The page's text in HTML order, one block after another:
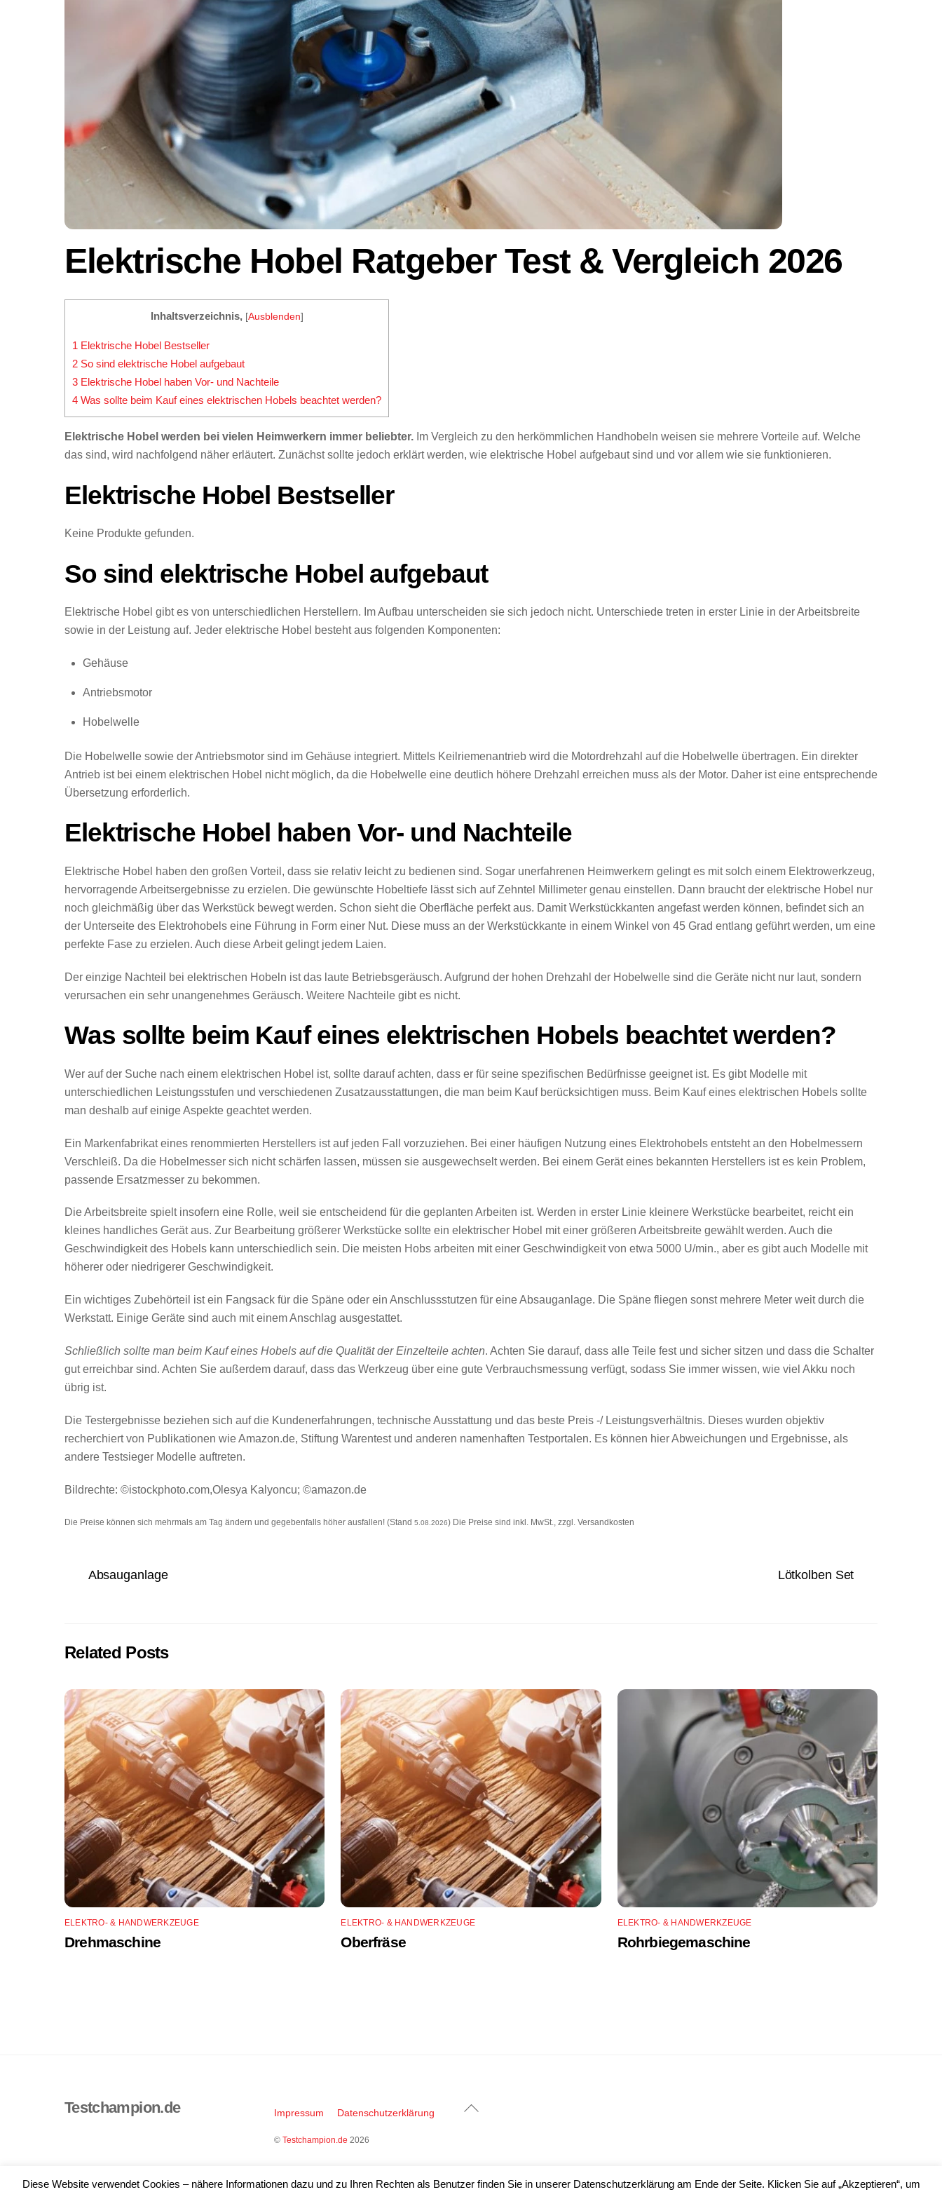
Elektrische Hobel Ratgeber Test & Vergleich 2026
Inhaltsverzeichnis, [Ausblenden]
1 Elektrische Hobel Bestseller
2 So sind elektrische Hobel aufgebaut
3 Elektrische Hobel haben Vor- und Nachteile
4 Was sollte beim Kauf eines elektrischen Hobels beachtet werden?
Elektrische Hobel werden bei vielen Heimwerkern immer beliebter. Im Vergleich zu den herkömmlichen Handhobeln weisen sie mehrere Vorteile auf. Welche
das sind, wird nachfolgend näher erläutert. Zunächst sollte jedoch erklärt werden, wie elektrische Hobel aufgebaut sind und vor allem wie sie funktionieren.
Elektrische Hobel Bestseller
Keine Produkte gefunden.
So sind elektrische Hobel aufgebaut
Elektrische Hobel gibt es von unterschiedlichen Herstellern. Im Aufbau unterscheiden sie sich jedoch nicht. Unterschiede treten in erster Linie in der Arbeitsbreite
sowie in der Leistung auf. Jeder elektrische Hobel besteht aus folgenden Komponenten:
Gehäuse
Antriebsmotor
Hobelwelle
Die Hobelwelle sowie der Antriebsmotor sind im Gehäuse integriert. Mittels Keilriemenantrieb wird die Motordrehzahl auf die Hobelwelle übertragen. Ein direkter
Antrieb ist bei einem elektrischen Hobel nicht möglich, da die Hobelwelle eine deutlich höhere Drehzahl erreichen muss als der Motor. Daher ist eine entsprechende
Übersetzung erforderlich.
Elektrische Hobel haben Vor- und Nachteile
Elektrische Hobel haben den großen Vorteil, dass sie relativ leicht zu bedienen sind. Sogar unerfahrenen Heimwerkern gelingt es mit solch einem Elektrowerkzeug,
hervorragende Arbeitsergebnisse zu erzielen. Die gewünschte Hobeltiefe lässt sich auf Zehntel Millimeter genau einstellen. Dann braucht der elektrische Hobel nur
noch gleichmäßig über das Werkstück bewegt werden. Schon sieht die Oberfläche perfekt aus. Damit Werkstückkanten angefast werden können, befindet sich an
der Unterseite des Elektrohobels eine Führung in Form einer Nut. Diese muss an der Werkstückkante in einem Winkel von 45 Grad entlang geführt werden, um eine
perfekte Fase zu erzielen. Auch diese Arbeit gelingt jedem Laien.
Der einzige Nachteil bei elektrischen Hobeln ist das laute Betriebsgeräusch. Aufgrund der hohen Drehzahl der Hobelwelle sind die Geräte nicht nur laut, sondern
verursachen ein sehr unangenehmes Geräusch. Weitere Nachteile gibt es nicht.
Was sollte beim Kauf eines elektrischen Hobels beachtet werden?
Wer auf der Suche nach einem elektrischen Hobel ist, sollte darauf achten, dass er für seine spezifischen Bedürfnisse geeignet ist. Es gibt Modelle mit
unterschiedlichen Leistungsstufen und verschiedenen Zusatzausstattungen, die man beim Kauf berücksichtigen muss. Beim Kauf eines elektrischen Hobels sollte
man deshalb auf einige Aspekte geachtet werden.
Ein Markenfabrikat eines renommierten Herstellers ist auf jeden Fall vorzuziehen. Bei einer häufigen Nutzung eines Elektrohobels entsteht an den Hobelmessern
Verschleiß. Da die Hobelmesser sich nicht schärfen lassen, müssen sie ausgewechselt werden. Bei einem Gerät eines bekannten Herstellers ist es kein Problem,
passende Ersatzmesser zu bekommen.
Die Arbeitsbreite spielt insofern eine Rolle, weil sie entscheidend für die geplanten Arbeiten ist. Werden in erster Linie kleinere Werkstücke bearbeitet, reicht ein
kleines handliches Gerät aus. Zur Bearbeitung größerer Werkstücke sollte ein elektrischer Hobel mit einer größeren Arbeitsbreite gewählt werden. Auch die
Geschwindigkeit des Hobels kann unterschiedlich sein. Die meisten Hobs arbeiten mit einer Geschwindigkeit von etwa 5000 U/min., aber es gibt auch Modelle mit
höherer oder niedrigerer Geschwindigkeit.
Ein wichtiges Zubehörteil ist ein Fangsack für die Späne oder ein Anschlussstutzen für eine Absauganlage. Die Späne fliegen sonst mehrere Meter weit durch die
Werkstatt. Einige Geräte sind auch mit einem Anschlag ausgestattet.
Schließlich sollte man beim Kauf eines Hobels auf die Qualität der Einzelteile achten. Achten Sie darauf, dass alle Teile fest und sicher sitzen und dass die Schalter
gut erreichbar sind. Achten Sie außerdem darauf, dass das Werkzeug über eine gute Verbrauchsmessung verfügt, sodass Sie immer wissen, wie viel Akku noch
übrig ist.
Die Testergebnisse beziehen sich auf die Kundenerfahrungen, technische Ausstattung und das beste Preis -/ Leistungsverhältnis. Dieses wurden objektiv
recherchiert von Publikationen wie Amazon.de, Stiftung Warentest und anderen namenhaften Testportalen. Es können hier Abweichungen und Ergebnisse, als
andere Testsieger Modelle auftreten.
Bildrechte: ©istockphoto.com,Olesya Kalyoncu; ©amazon.de
Die Preise können sich mehrmals am Tag ändern und gegebenfalls höher ausfallen! (Stand 5.08.2026) Die Preise sind inkl. MwSt., zzgl. Versandkosten
Absauganlage Lötkolben Set
Related Posts
ELEKTRO- & HANDWERKZEUGE
Drehmaschine
ELEKTRO- & HANDWERKZEUGE
Oberfräse
ELEKTRO- & HANDWERKZEUGE
Rohrbiegemaschine
Back
Testchampion.de Impressum Datenschutzerklärung
©Testchampion.de 2026
Diese Website verwendet Cookies – nähere Informationen dazu und zu Ihren Rechten als Benutzer finden Sie in unserer Datenschutzerklärung am Ende der Seite. Klicken Sie auf „Akzeptieren“, um